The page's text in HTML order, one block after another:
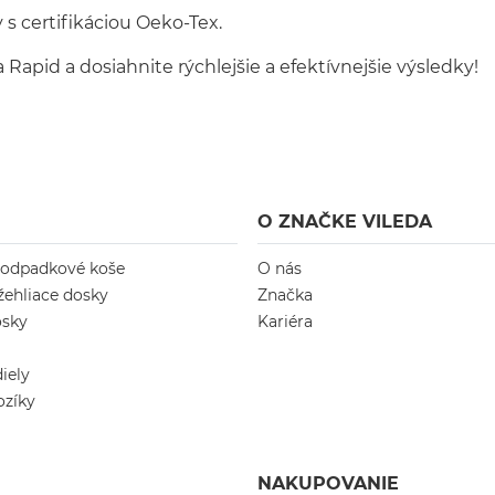
certifikáciou Oeko-Tex.
a dosiahnite rýchlejšie a efektívnejšie výsledky!
koše
dosky
O ZNAČKE VILEDA
O nás
Značka
Kariéra
NAKUPOVANIE